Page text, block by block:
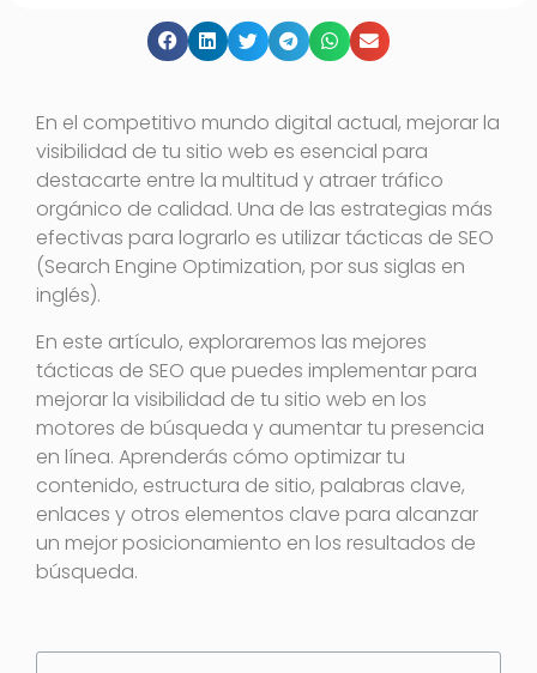
En el competitivo mundo digital actual, mejorar la
visibilidad de tu sitio web es esencial para
destacarte entre la multitud y atraer tráfico
orgánico de calidad. Una de las estrategias más
efectivas para lograrlo es utilizar tácticas de SEO
(Search Engine Optimization, por sus siglas en
inglés).
En este artículo, exploraremos las mejores
tácticas de SEO que puedes implementar para
mejorar la visibilidad de tu sitio web en los
motores de búsqueda y aumentar tu presencia
en línea. Aprenderás cómo optimizar tu
contenido, estructura de sitio, palabras clave,
enlaces y otros elementos clave para alcanzar
un mejor posicionamiento en los resultados de
búsqueda.